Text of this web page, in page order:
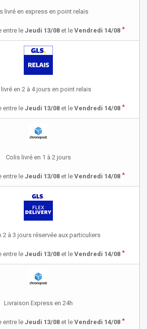
livré en express en point relais
entre le Jeudi 13/08et le Vendredi 14/08 *
en 2 à 4 jours en point relais
entre le Jeudi 13/08et le Vendredi 14/08 *
Colis livré en 1 à 2 jours
entre le Jeudi 13/08et le Vendredi 14/08 *
2 à 3 jours réservée aux particuliers
entre le Jeudi 13/08et le Vendredi 14/08 *
Livraison Express en 24h
entre le Jeudi 13/08et le Vendredi 14/08 *